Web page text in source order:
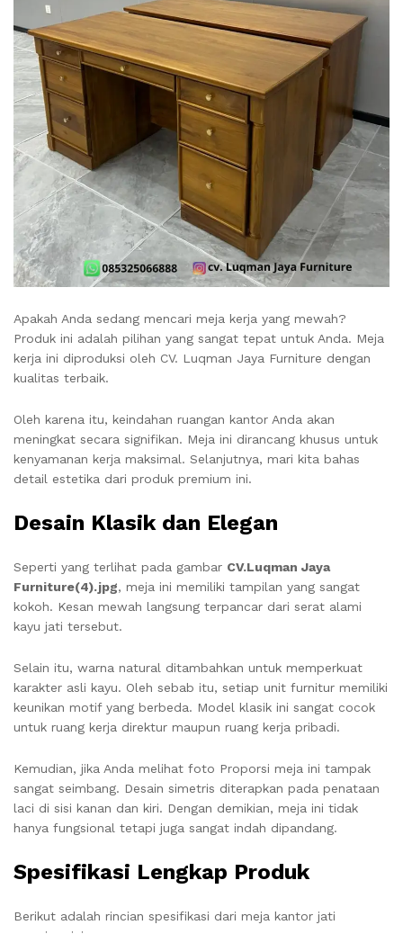
Apakah Anda sedang mencari meja kerja yang mewah?
Produk ini adalah pilihan yang sangat tepat untuk Anda. Meja
kerja ini diproduksi oleh CV. Luqman Jaya Furniture dengan
kualitas terbaik.
Oleh karena itu, keindahan ruangan kantor Anda akan
meningkat secara signifikan. Meja ini dirancang khusus untuk
kenyamanan kerja maksimal. Selanjutnya, mari kita bahas
detail estetika dari produk premium ini.
Desain Klasik dan Elegan
Seperti yang terlihat pada gambar CV.Luqman Jaya
Furniture(4).jpg, meja ini memiliki tampilan yang sangat
kokoh. Kesan mewah langsung terpancar dari serat alami
kayu jati tersebut.
Selain itu, warna natural ditambahkan untuk memperkuat
karakter asli kayu. Oleh sebab itu, setiap unit furnitur memiliki
keunikan motif yang berbeda. Model klasik ini sangat cocok
untuk ruang kerja direktur maupun ruang kerja pribadi.
Kemudian, jika Anda melihat foto Proporsi meja ini tampak
sangat seimbang. Desain simetris diterapkan pada penataan
laci di sisi kanan dan kiri. Dengan demikian, meja ini tidak
hanya fungsional tetapi juga sangat indah dipandang.
Spesifikasi Lengkap Produk
Berikut adalah rincian spesifikasi dari meja kantor jati